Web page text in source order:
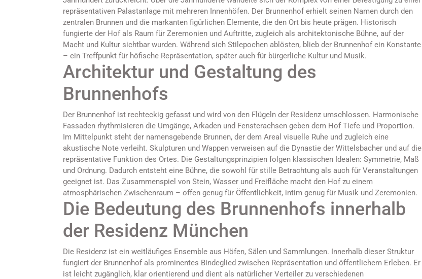
repräsentativen Palastanlage mit mehreren Innenhöfen. Der Brunnenhof erhielt seinen Namen durch den
zentralen Brunnen und die markanten figürlichen Elemente, die den Ort bis heute prägen. Historisch
fungierte der Hof als Raum für Zeremonien und Auftritte, zugleich als architektonische Bühne, auf der
Macht und Kultur sichtbar wurden. Während sich Stilepochen ablösten, blieb der Brunnenhof ein Konstante
– ein Treffpunkt für höfische Repräsentation, später auch für bürgerliche Kultur und Musik.
Architektur und Gestaltung des
Brunnenhofs
Der Brunnenhof ist rechteckig gefasst und wird von den Flügeln der Residenz umschlossen. Harmonische
Fassaden rhythmisieren die Umgänge, Arkaden und Fensterachsen geben dem Hof Tiefe und Proportion.
Im Mittelpunkt steht der namensgebende Brunnen, der dem Areal visuelle Ruhe und zugleich eine
akustische Note verleiht. Skulpturen und Wappen verweisen auf die Dynastie der Wittelsbacher und auf die
repräsentative Funktion des Ortes. Die Gestaltungsprinzipien folgen klassischen Idealen: Symmetrie, Maß
und Ordnung. Dadurch entsteht eine Bühne, die sowohl für stille Betrachtung als auch für Veranstaltungen
geeignet ist. Das Zusammenspiel von Stein, Wasser und Freifläche macht den Hof zu einem
atmosphärischen Zwischenraum – offen genug für Öffentlichkeit, intim genug für Musik und Zeremonien.
Die Bedeutung des Brunnenhofs innerhalb
der Residenz München
Die Residenz ist ein weitläufiges Ensemble aus Höfen, Sälen und Sammlungen. Innerhalb dieser Struktur
fungiert der Brunnenhof als prominentes Bindeglied zwischen Repräsentation und öffentlichem Erleben. Er
ist leicht zugänglich, klar orientierend und dient als natürlicher Verteiler zu verschiedenen